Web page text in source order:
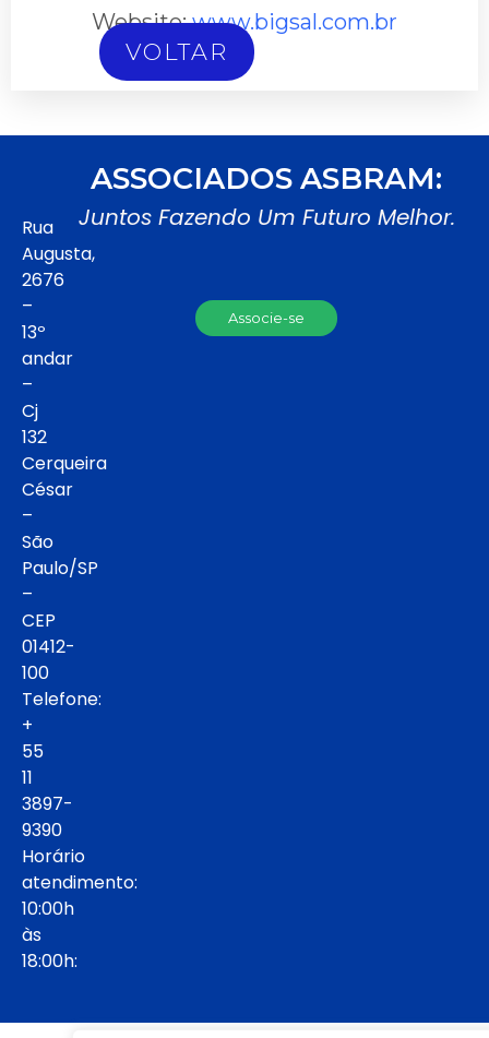
Website:www.bigsal.com.br
VOLTAR
Rua
Augusta,
2676
–
13º
andar
–
Cj
132
Cerqueira
César
–
São
Paulo/SP
–
CEP
01412-
100
Telefone:
+
55
11
3897-
9390
Horário
atendimento:
10:00h
às
18:00h:
ASSOCIADOS ASBRAM:
Juntos Fazendo Um Futuro Melhor.
Associe-se